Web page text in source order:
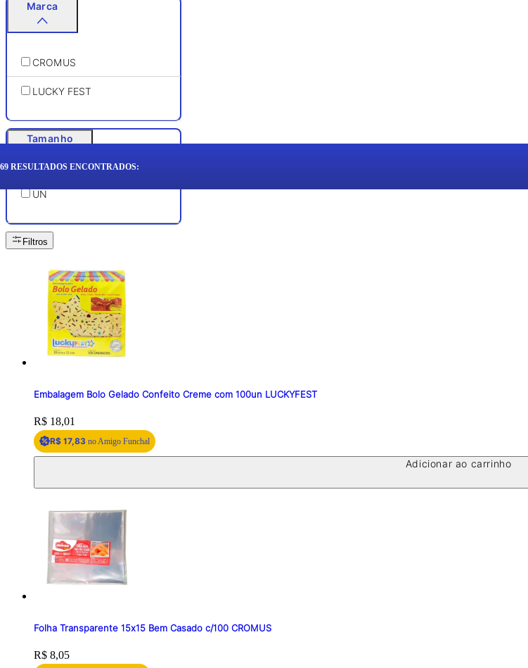
Marca
CROMUS
LUCKY FEST
Tamanho
UN
69 RESULTADOS ENCONTRADOS:
Filtros
Embalagem Bolo Gelado Confeito Creme com 100un LUCKYFEST
Price:
R$ 18,01
R$ 17,83 no Amigo Funchal
Adicionar ao carrinho
Folha Transparente 15x15 Bem Casado c/100 CROMUS
Price:
R$ 8,05